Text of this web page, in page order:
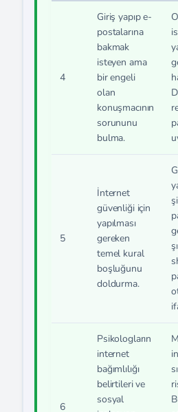
4
Giriş yapıp e-
postalarına
bakmak
isteyen ama
bir engeli
olan
konuşmacının
sorununu
bulma.
5
İnternet
güvenliği için
yapılması
gereken
temel kural
boşluğunu
doldurma.
6
Psikologların
internet
bağımlılığı
belirtileri ve
sosyal